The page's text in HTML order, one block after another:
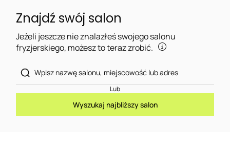
Znajdź swój salon
Jeżeli jeszcze nie znalazłeś swojego salonu
fryzjerskiego, możesz to teraz zrobić.
Lub
Wyszukaj najbliższy salon